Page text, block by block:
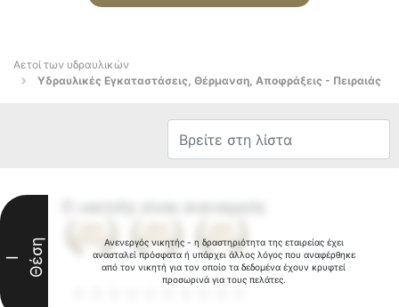
Αετοί των υδραυλικών
Υδραυλικές Εγκαταστάσεις, Θέρμανση, Αποφράξεις - Πειραιάς
Ανενεργός νικητής - η δραστηριότητα της εταιρείας έχει
ανασταλεί πρόσφατα ή υπάρχει άλλος λόγος που αναφέρθηκε
από τον νικητή για τον οποίο τα δεδομένα έχουν κρυφτεί
προσωρινά για τους πελάτες.
I Θέση